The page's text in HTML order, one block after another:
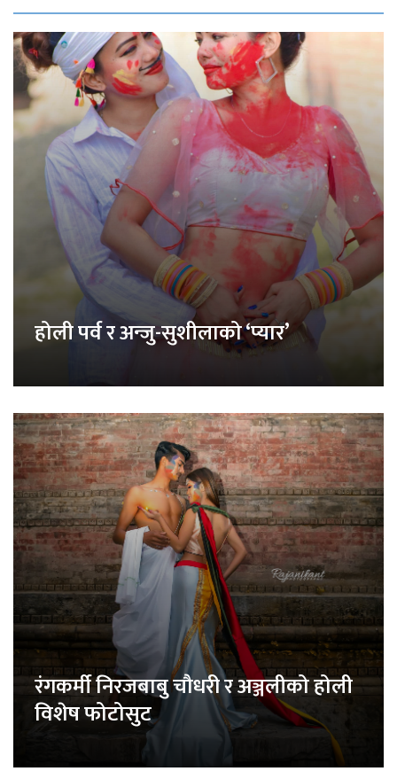
होली पर्व र अन्जु-सुशीलाको ‘प्यार’
रंगकर्मी निरजबाबु चौधरी र अञ्जलीको होली
विशेष फोटोसुट